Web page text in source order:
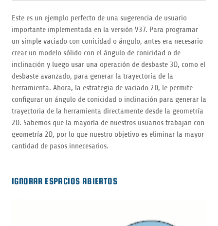
Este es un ejemplo perfecto de una sugerencia de usuario
importante implementada en la versión V37. Para programar
un simple vaciado con conicidad o ángulo, antes era necesario
crear un modelo sólido con el ángulo de conicidad o de
inclinación y luego usar una operación de desbaste 3D, como el
desbaste avanzado, para generar la trayectoria de la
herramienta. Ahora, la estrategia de vaciado 2D, le permite
configurar un ángulo de conicidad o inclinación para generar la
trayectoria de la herramienta directamente desde la geometría
2D. Sabemos que la mayoría de nuestros usuarios trabajan con
geometría 2D, por lo que nuestro objetivo es eliminar la mayor
cantidad de pasos innecesarios.
IGNORAR ESPACIOS ABIERTOS